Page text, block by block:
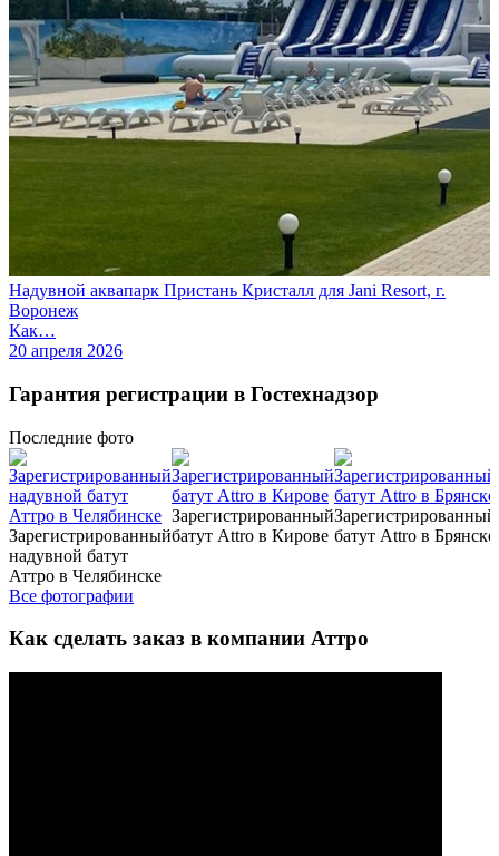
Надувной аквапарк Пристань Кристалл для Jani Resort, г.
Воронеж
Как…
20 апреля 2026
Гарантия регистрации в Гостехнадзор
Последние фото
Зарегистрированный
надувной батут
Аттро в Челябинске
Зарегистрированный
батут Attro в Кирове
Зарегистрированный
батут Attro в Брянске
Все фотографии
Как сделать заказ в компании Аттро